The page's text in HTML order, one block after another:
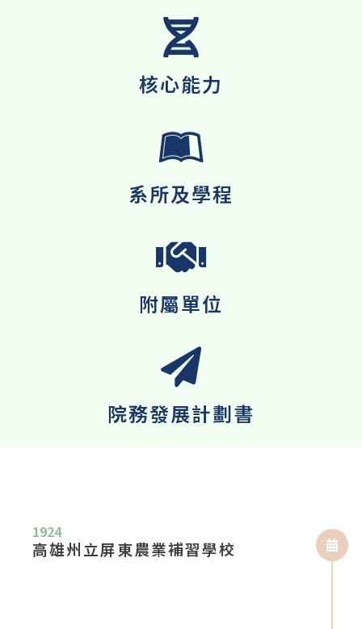
核心能力
系所及學程
附屬單位
院務發展計劃書
1924
高雄州立屏東農業補習學校